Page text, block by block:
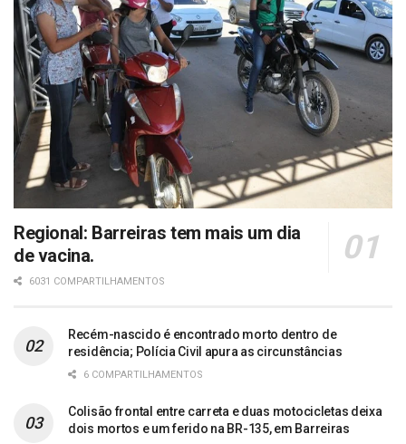
Regional: Barreiras tem mais um dia
de vacina.
6031 COMPARTILHAMENTOS
Recém-nascido é encontrado morto dentro de
residência; Polícia Civil apura as circunstâncias
6 COMPARTILHAMENTOS
Colisão frontal entre carreta e duas motocicletas deixa
dois mortos e um ferido na BR-135, em Barreiras